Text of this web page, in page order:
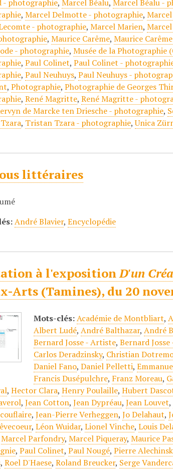
- photographie,Marcel Béalu,Marcel Béalu -
,Marcel Delmotte - photographie,
- photographie,Marcel Marien,
,Maurice Carême,Maurice
- photographie,Musée de la Photographie
,Paul Colinet,Paul Colinet -
,Paul Neuhuys,Paul Neuhuys -
,Photographie,Photographie de Georges
,René Magritte,René Magritte -
de Marcke ten Driesche - photographie,
, Tristan Tzara - photographie,Unica
littéraires
André Blavier,Encyclopédie
à l'expositionD'un
Arts (Tamines), du 20
Mots-clés:Académie de Montbliart,
Albert Ludé,André Balthazar,André
Bernard Josse - Artiste,Bernard
Carlos Deradzinsky, Christian
Daniel Fano,Daniel Pelletti,
Francis Dusépulchre, Franz Moreau,
,Hector Clara,Henry Poulaille,Hubert
,Jean Cotton,Jean Dypréau,Jean Louvet,
,Jean-Pierre Verheggen,Jo Delahaut,
,Léon Wuidar,Lionel Vinche,Louis
Marcel Parfondry,Marcel Piqueray,Maurice
,Paul Colinet,Paul Nougé,Pierre
,Roel D'Haese,Roland Breucker, Serge